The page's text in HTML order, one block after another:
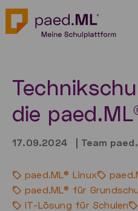
die
17.09.2024 | Team
paed.ML® Linux
paed.ML® für
IT-Lösung für Schulen